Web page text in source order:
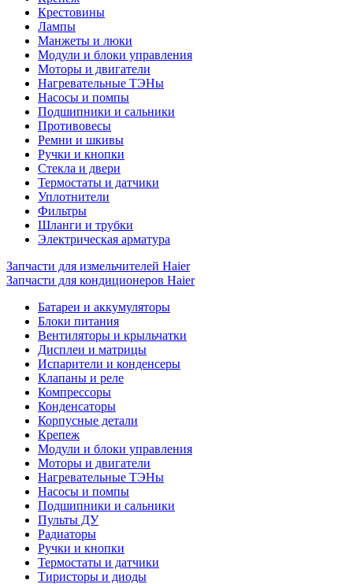
Крестовины
Лампы
Манжеты и люки
Модули и блоки управления
Моторы и двигатели
Нагревательные ТЭНы
Насосы и помпы
Подшипники и сальники
Противовесы
Ремни и шкивы
Ручки и кнопки
Стекла и двери
Термостаты и датчики
Уплотнители
Фильтры
Шланги и трубки
Электрическая арматура
Запчасти для измельчителей Haier
Запчасти для кондиционеров Haier
Батареи и аккумуляторы
Блоки питания
Вентиляторы и крыльчатки
Дисплеи и матрицы
Испарители и конденсеры
Клапаны и реле
Компрессоры
Конденсаторы
Корпусные детали
Крепеж
Модули и блоки управления
Моторы и двигатели
Нагревательные ТЭНы
Насосы и помпы
Подшипники и сальники
Пульты ДУ
Радиаторы
Ручки и кнопки
Термостаты и датчики
Тиристоры и диоды